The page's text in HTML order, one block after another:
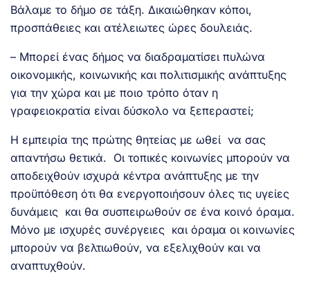
Βάλαμε το δήμο σε τάξη. Δικαιώθηκαν κόποι,
προσπάθειες και ατέλειωτες ώρες δουλειάς.
– Μπορεί ένας δήμος να διαδραματίσει πυλώνα
οικονομικής, κοινωνικής και πολιτισμικής ανάπτυξης
για την χώρα και με ποιο τρόπο όταν η
γραφειοκρατία είναι δύσκολο να ξεπεραστεί;
Η εμπειρία της πρώτης θητείας με ωθεί να σας
απαντήσω θετικά. Οι τοπικές κοινωνίες μπορούν να
αποδειχθούν ισχυρά κέντρα ανάπτυξης με την
προϋπόθεση ότι θα ενεργοποιήσουν όλες τις υγείες
δυνάμεις και θα συσπειρωθούν σε ένα κοινό όραμα.
Μόνο με ισχυρές συνέργειες και όραμα οι κοινωνίες
μπορούν να βελτιωθούν, να εξελιχθούν και να
αναπτυχθούν.